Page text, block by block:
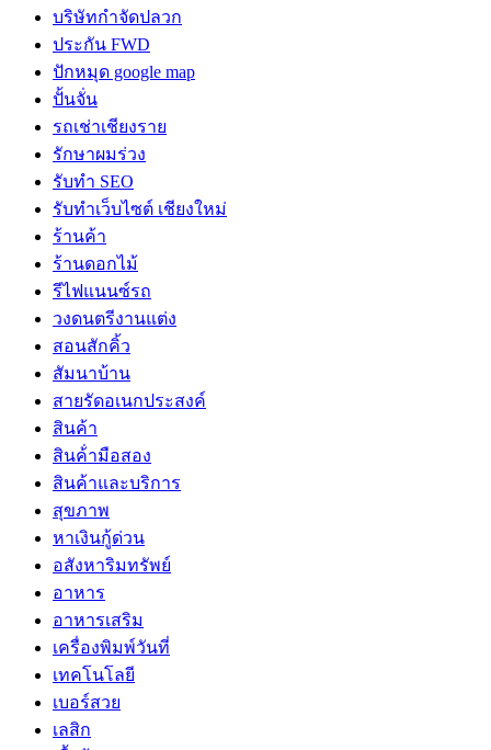
บริษัทกำจัดปลวก
ประกัน FWD
ปักหมุด google map
ปั้นจั่น
รถเช่าเชียงราย
รักษาผมร่วง
รับทำ SEO
รับทำเว็บไซต์ เชียงใหม่
ร้านค้า
ร้านดอกไม้
รีไฟแนนซ์รถ
วงดนตรีงานแต่ง
สอนสักคิ้ว
สัมนาบ้าน
สายรัดอเนกประสงค์
สินค้า
สินค้่ามือสอง
สินค้าและบริการ
สุขภาพ
หาเงินกู้ด่วน
อสังหาริมทรัพย์
อาหาร
อาหารเสริม
เครื่องพิมพ์วันที่
เทคโนโลยี
เบอร์สวย
เลสิก